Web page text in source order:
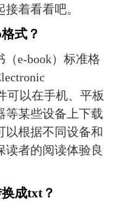
着看看吧。
式？
（e-book）标准格
可以在手机、平板
等某些设备上下载
以根据不同设备和
读者的阅读体验良
成txt？